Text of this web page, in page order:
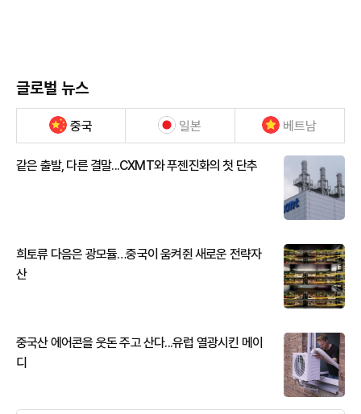
글로벌 뉴스
중국 일본 베트남
같은 출발, 다른 결말...CXMT와 푸젠진화의 첫 단추
희토류 다음은 광모듈…중국이 움켜쥔 새로운 전략자
산
중국산 에어콘을 웃돈 주고 산다...유럽 열광시킨 메이
디